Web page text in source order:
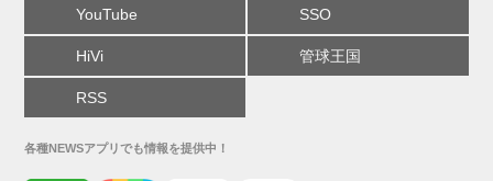
YouTube SSO
HiVi 管球王国
RSS
各種NEWSアプリでも情報を提供中！